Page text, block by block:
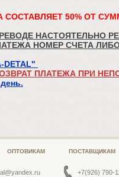
50% ОТ
НАСТОЯТЕЛЬНО
НОМЕР СЧЕТА
DETAL"
ПЛАТЕЖА ПРИ
ОПТОВИКАМ ПОСТАВЩИКАМ
+7(926) 790-